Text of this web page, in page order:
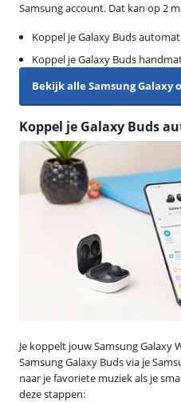
Samsung account. Dat kan op 2
Koppel je Galaxy Buds
Koppel je Galaxy Buds
Bekijk alle Samsung Galaxy
Koppel je Galaxy Buds
Je koppelt jouw Samsung Galaxy
Samsung Galaxy Buds via je
naar je favoriete muziek als je
deze stappen: